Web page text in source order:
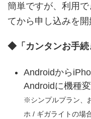
簡単ですが、利用
てから申し込みを開
◆「カンタンお手続
Androidから
Androidに機種
※シンプルプラン、
ホ / ギガライトの場